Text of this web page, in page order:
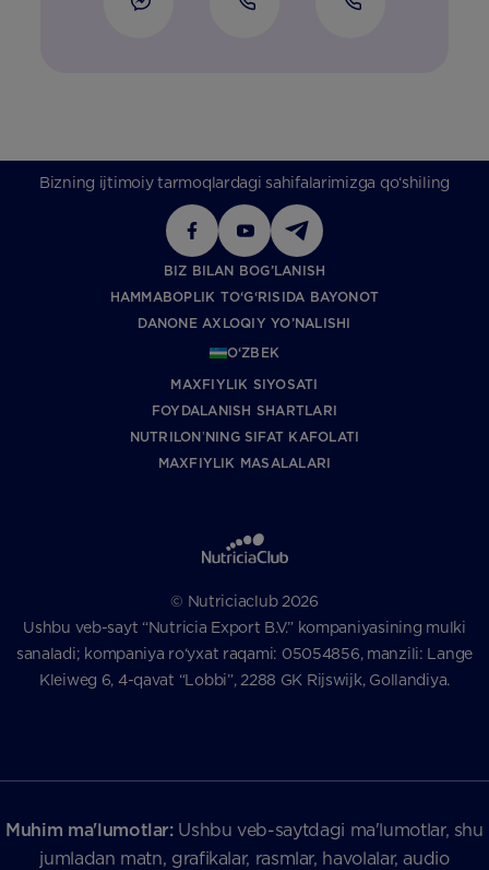
Bizning ijtimoiy tarmoqlardagi sahifalarimizga qo‘shiling
BIZ BILAN BOG’LANISH
HAMMABOPLIK TO‘G‘RISIDA BAYONOT
DANONE AXLOQIY YO’NALISHI
O‘ZBEK
MAXFIYLIK SIYOSATI
FOYDALANISH SHARTLARI
NUTRILONʼNING SIFAT KAFOLATI
MAXFIYLIK MASALALARI
© Nutriciaclub 2026
Ushbu veb-sayt “Nutricia Export B.V.” kompaniyasining mulki
sanaladi; kompaniya ro‘yxat raqami: 05054856, manzili: Lange
Kleiweg 6, 4-qavat “Lobbi”, 2288 GK Rijswijk, Gollandiya.
Muhim ma'lumotlar:Ushbu veb-saytdagi ma'lumotlar, shu
jumladan matn, grafikalar, rasmlar, havolalar, audio